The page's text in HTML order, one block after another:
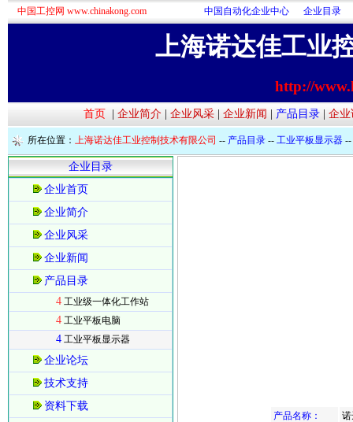
中国工控网 www.chinakong.com 中国自动化企业中心 企业目录
上海诺达佳工业
http://
首页 企业简介| 企业风采| 企业新闻 产品目录| 企业
所在位置： 上海诺达佳工业控制技术有限公司 -- 产品目录 -- 工业平板显示器 --
企业目录
企业首页
企业简介
企业风采
企业新闻
产品目录
4 工业级一体化工作站
4 工业平板电脑
4 工业平板显示器
企业论坛
技术支持
资料下载
产品名称：